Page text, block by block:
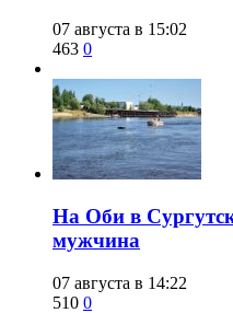
07 августа в 15:02
463 0
​На Оби в
мужчина
07 августа в 14:22
510 0